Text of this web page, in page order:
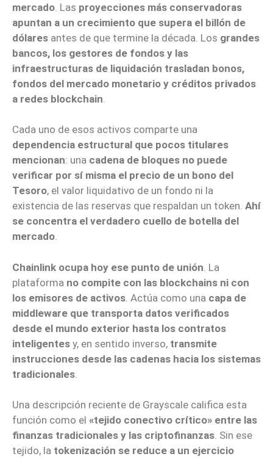
mercado . Las proyecciones más conservadoras
apuntan a un crecimiento que supera el billón de
dólares antes de que termine la década. Los grandes
bancos, los gestores de fondos y las
infraestructuras de liquidación trasladan bonos,
fondos del mercado monetario y créditos privados
a redes blockchain
Cada uno de esos activos comparte una
dependencia estructural que pocos titulares
mencionan: una cadena de bloques no puede
verificar por sí misma el precio de un bono del
Tesoro, el valor liquidativo de un fondo ni la
existencia de las reservas que respaldan un token. Ahí
se concentra el verdadero cuello de botella del
mercado.
Chainlink ocupa hoy ese punto de unión . La
plataforma no compite con las blockchains ni con
los emisores de activos . Actúa como una capa de
middleware que transporta datos verificados
desde el mundo exterior hasta los contratos
inteligentes y, en sentido inverso, transmite
instrucciones desde las cadenas hacia los sistemas
tradicionales
Una descripción reciente de Grayscale califica esta
función como el «tejido conectivo crítico» entre las
finanzas tradicionales y las criptofinanzas. Sin ese
tejido, la tokenización se reduce a un ejercicio